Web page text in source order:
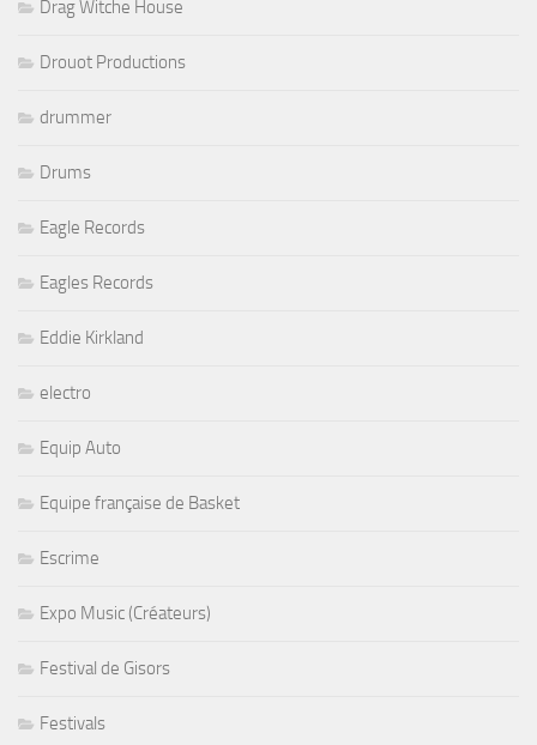
Drag Witche House
Drouot Productions
drummer
Drums
Eagle Records
Eagles Records
Eddie Kirkland
electro
Equip Auto
Equipe française de Basket
Escrime
Expo Music (Créateurs)
Festival de Gisors
Festivals